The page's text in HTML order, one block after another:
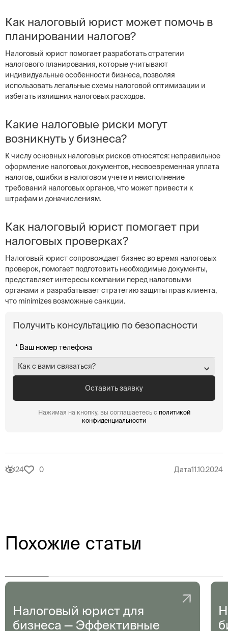
Как налоговый юрист может помочь в
планировании налогов?
Налоговый юрист помогает разработать стратегии
налогового планирования, которые учитывают
индивидуальные особенности бизнеса, позволяя
использовать легальные схемы налоговой оптимизации и
избегать излишних налоговых расходов.
Какие налоговые риски могут
возникнуть у бизнеса?
К числу основных налоговых рисков относятся: неправильное
оформление налоговых документов, несвоевременная уплата
налогов, ошибки в налоговом учете и неисполнение
требований налоговых органов, что может привести к
штрафам и доначислениям.
Как налоговый юрист помогает при
налоговых проверках?
Налоговый юрист сопровождает бизнес во время налоговых
проверок, помогает подготовить необходимые документы,
представляет интересы компании перед налоговыми
органами и разрабатывает стратегию защиты прав клиента,
что minimizes возможные санкции.
Получить консультацию по безопасности
Как с вами связаться?
Нажимая на кнопку, вы соглашаетесь с политикой
конфиденциальности
24 0 Дата11.10.2024
Похожие статьи
Налоговый юрист для
бизнеса — Эффективные